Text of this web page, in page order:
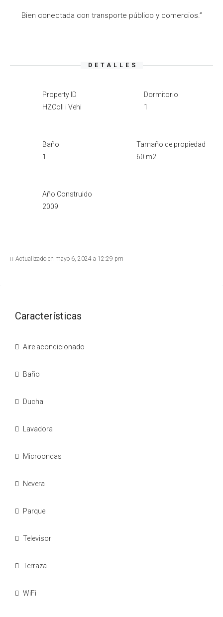
Bien conectada con transporte público y comercios.”
DETALLES
Property ID
HZColl i Vehi
Dormitorio
1
Baño
1
Tamaño de propiedad
60 m2
Año Construido
2009
Actualizado en mayo 6, 2024 a 12:29 pm
Características
Aire acondicionado
Baño
Ducha
Lavadora
Microondas
Nevera
Parque
Televisor
Terraza
WiFi